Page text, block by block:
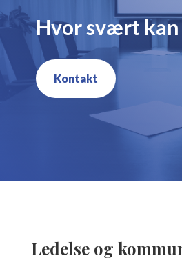
Hvor svært
Kontakt
Ledelse og